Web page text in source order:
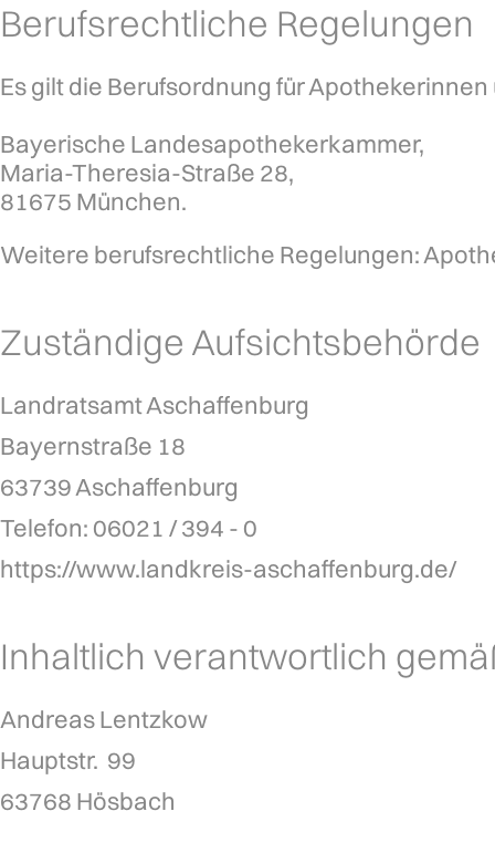
Berufsrechtliche Regelungen
Es gilt die Berufsordnung für
Bayerische Landesapothekerkammer,
Maria-Theresia-Straße 28,
81675 München.
Weitere berufsrechtliche Regelungen:
Zuständige Aufsichtsbehörde
Landratsamt Aschaffenburg
Bayernstraße 18
63739Aschaffenburg
Telefon: 06021 / 394 - 0
https://www.landkreis-aschaffenburg.de/
Inhaltlich verantwortlich
Andreas Lentzkow
Hauptstr. 99
63768 Hösbach